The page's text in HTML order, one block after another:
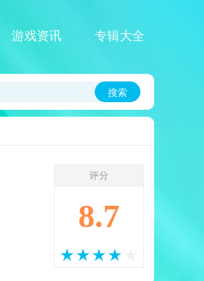
游戏资讯 专辑大全
搜索
评分
8.7